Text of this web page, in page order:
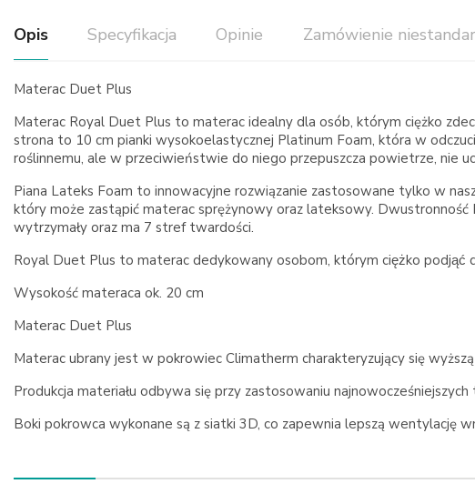
Opis Specyfikacja Opinie Zamówienie
Materac Duet Plus
Materac Royal Duet Plus to materac idealny dla osób, którym ciężko
strona to 10 cm pianki wysokoelastycznej Platinum Foam, która w
roślinnemu, ale w przeciwieństwie do niego przepuszcza powietrze, nie
Piana Lateks Foam to innowacyjne rozwiązanie zastosowane tylko w
który może zastąpić materac sprężynowy oraz lateksowy.
wytrzymały oraz ma 7 stref twardości.
Royal Duet Plus to materac dedykowany osobom, którym ciężko podjąć
Wysokość materaca ok. 20 cm
Materac Duet Plus
Materac ubrany jest w pokrowiec Climatherm charakteryzujący się
Produkcja materiału odbywa się przy zastosowaniu
Boki pokrowca wykonane są z siatki 3D, co zapewnia lepszą wentylację